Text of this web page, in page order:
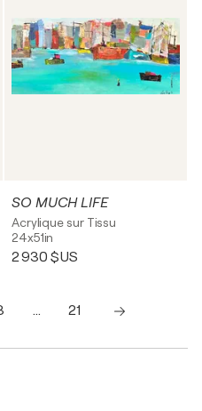
SO MUCH LIFE
Acrylique sur Tissu
24x51in
2 930 $US
…
21